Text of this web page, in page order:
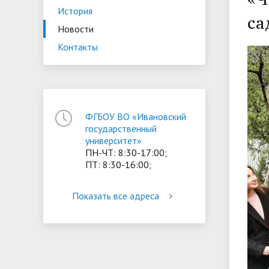
•
• Координационный центр ИвГУ
• Вход
• Олимпиада "Большие надежды
ориентации и содействия
трудоустройству выпускников
«Карьера»
• Стипендии и меры поддержки
обучающихся
•
•
• Организация питания в
образовательной организации
История
Новости
Контакты
ФГБОУ ВО «Ивановский
государственный
университет»
ПН-ЧТ: 8:30-17:00;
ПТ: 8:30-16:00;
Показать все адреса